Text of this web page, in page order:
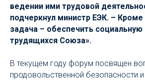
ведении ими трудовой
подчеркнул министр ЕЭК. –
задача – обеспечить
трудящихся Союза».
В текущем году форум посвящен
продовольственной безопасности